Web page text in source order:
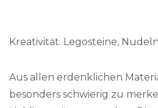
Kreativität. Legosteine,
Aus allen erdenklichen
besonders schwierig zu